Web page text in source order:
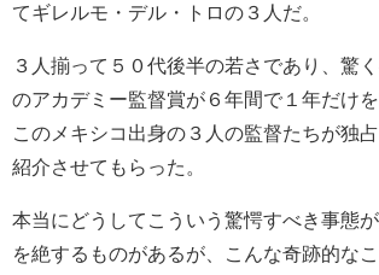
てギレルモ・デル・トロの３人だ。
３人揃って５０代後半の若さであり、驚
のアカデミー監督賞が６年間で１年だけを
このメキシコ出身の３人の監督たちが独
紹介させてもらった。
本当にどうしてこういう驚愕すべき事態
を絶するものがあるが、こんな奇跡的な